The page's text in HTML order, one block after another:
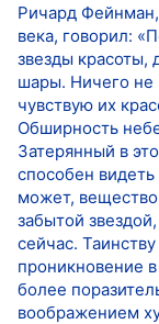
Ричард
века, говорил:
звезды красоты,
шары. Ничего не
чувствую их
Обширность
Затерянный в
способен
может, вещество
забытой
сейчас.
проникновение
более
воображением